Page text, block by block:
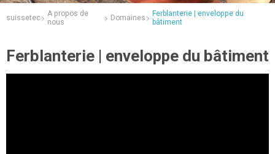
suissetec
A propos de
nous
Domaines
Ferblanterie | enveloppe du
bâtiment
Ferblanterie | enveloppe du bâtiment